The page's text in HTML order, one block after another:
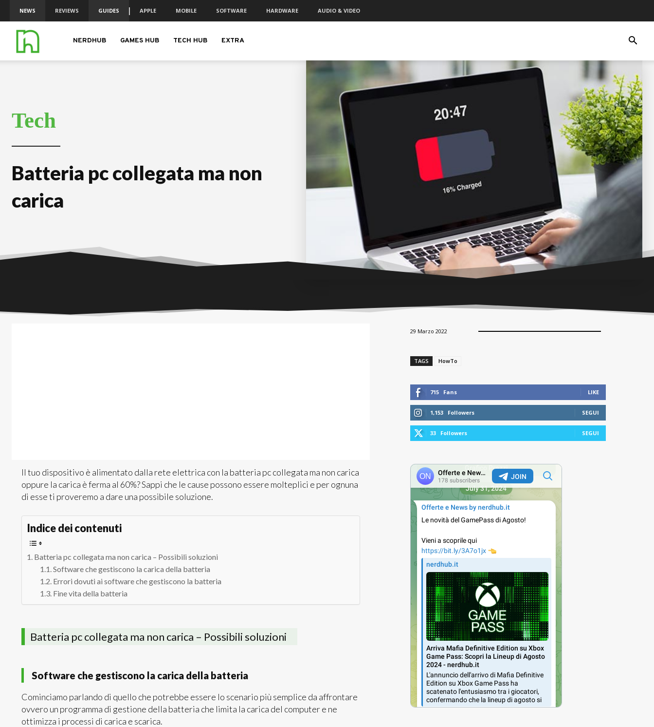
NEWS REVIEWS GUIDES APPLE MOBILE SOFTWARE HARDWARE AUDIO & VIDEO
nerdhub.itNERDHUB GAMES HUB TECH HUB EXTRA
Tech
Batteria pc collegata ma non
carica
Il tuo dispositivo è alimentato dalla rete elettrica con la batteria pc collegata ma non carica
oppure la carica è ferma al 60%? Sappi che le cause possono essere molteplici e per ognuna
di esse ti proveremo a dare una possibile soluzione.
Indice dei contenuti
Batteria pc collegata ma non carica – Possibili soluzioni
Software che gestiscono la carica della batteria
Errori dovuti ai software che gestiscono la batteria
Fine vita della batteria
Batteria pc collegata ma non carica – Possibili soluzioni
Software che gestiscono la carica della batteria
Cominciamo parlando di quello che potrebbe essere lo scenario più semplice da affrontare
ovvero un programma di gestione della batteria che limita la carica del computer e ne
ottimizza i processi di carica e scarica.
29 Marzo 2022
TAGS HowTo
715 Fans LIKE
1,153 Followers SEGUI
33 Followers SEGUI